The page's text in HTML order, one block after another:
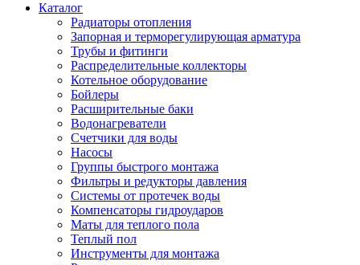
Каталог
Радиаторы отопления
Запорная и терморегулирующая арматура
Трубы и фитинги
Распределительные коллекторы
Котельное оборудование
Бойлеры
Расширительные баки
Водонагреватели
Счетчики для воды
Насосы
Группы быстрого монтажа
Фильтры и редукторы давления
Системы от протечек воды
Компенсаторы гидроударов
Маты для теплого пола
Теплый пол
Инструменты для монтажа